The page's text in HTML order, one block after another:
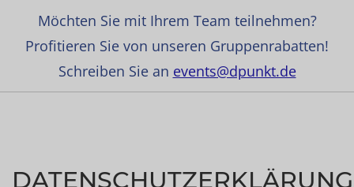
Möchten Sie mit Ihrem Team teilnehmen?
Profitieren Sie von unseren Gruppenrabatten!
Schreiben Sie an events@dpunkt.de
DATENSCHUTZERKLÄRUNG